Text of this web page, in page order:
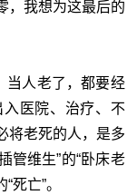
，我想为这最后的
当人老了，都要经
入医院、治疗、不
将老死的人，是多
管维生”的“卧床老
死亡”。